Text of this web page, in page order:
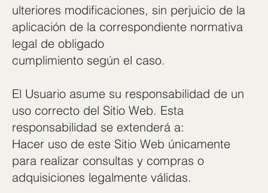
ulteriores modificaciones, sin perjuicio de la
aplicación de la correspondiente normativa
legal de obligado
cumplimiento según el caso.
El Usuario asume su responsabilidad de un
uso correcto del Sitio Web. Esta
responsabilidad se extenderá a:
Hacer uso de este Sitio Web únicamente
para realizar consultas y compras o
adquisiciones legalmente válidas.